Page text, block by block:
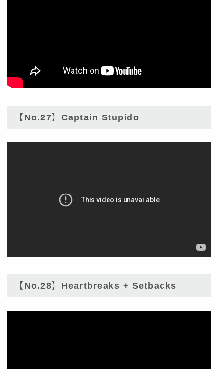
【No.27】Captain Stupido
【No.28】Heartbreaks + Setbacks